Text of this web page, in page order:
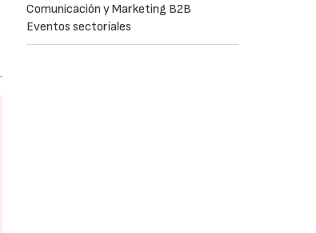
Comunicación y Marketing B2B
Eventos sectoriales